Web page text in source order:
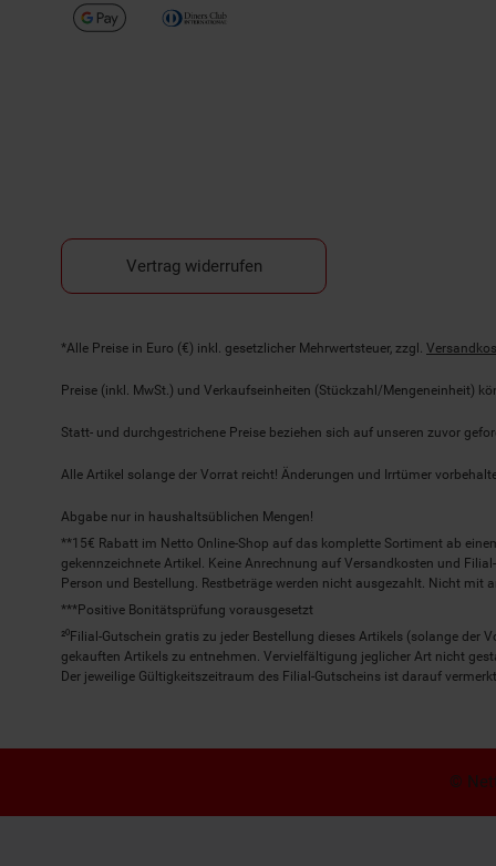
Vertrag widerrufen
Fußnoten
*Alle Preise in Euro (€) inkl. gesetzlicher Mehrwertsteuer, zzgl.
Preise (inkl. MwSt.) und Verkaufseinheiten (Stückzahl/Mengeneinheit)
Statt- und durchgestrichene Preise beziehen sich auf unseren zuvor
Alle Artikel solange der Vorrat reicht! Änderungen und Irrtümer
Abgabe nur in haushaltsüblichen Mengen!
**15€ Rabatt im Netto Online-Shop auf das komplette Sortiment ab
gekennzeichnete Artikel. Keine Anrechnung auf Versandkosten und
Person und Bestellung. Restbeträge werden nicht ausgezahlt. Nicht mit
***Positive Bonitätsprüfung vorausgesetzt
²⁰Filial-Gutschein gratis zu jeder Bestellung dieses Artikels (solange
gekauften Artikels zu entnehmen. Vervielfältigung jeglicher Art nicht
Der jeweilige Gültigkeitszeitraum des Filial-Gutscheins ist darauf vermerkt.
©